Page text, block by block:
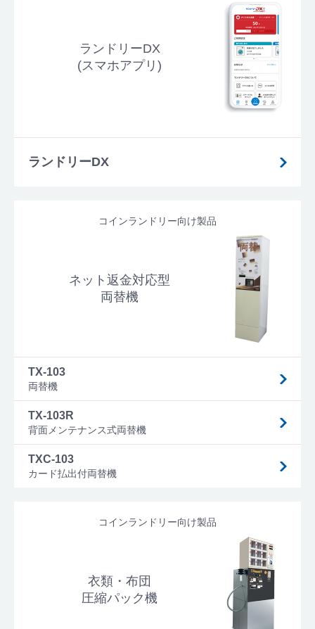
ランドリーDX
(スマホアプリ)
ランドリーDX
コインランドリー向け製品
ネット返金対応型
両替機
TX-103
両替機
TX-103R
背面メンテナンス式両替機
TXC-103
カード払出付両替機
コインランドリー向け製品
衣類・布団
圧縮パック機